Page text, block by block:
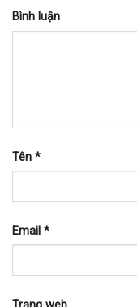
Bình luận
Tên *
Email *